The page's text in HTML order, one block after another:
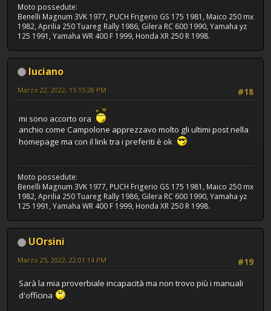
Moto possedute:
Benelli Magnum 3VK 1977, PUCH Frigerio GS 175 1981, Maico 250 mx
1982, Aprilia 250 Tuareg Rally 1986, Gilera RC 600 1990, Yamaha yz
125 1991, Yamaha WR 400 F 1999, Honda XR 250 R 1998.
luciano
#18
Marzo 22, 2022, 15:15:28 PM
mi sono accorto ora
anchio come Campolone apprezzavo molto gli ultimi post nella
homepage ma con il link tra i preferiti è ok
Moto possedute:
Benelli Magnum 3VK 1977, PUCH Frigerio GS 175 1981, Maico 250 mx
1982, Aprilia 250 Tuareg Rally 1986, Gilera RC 600 1990, Yamaha yz
125 1991, Yamaha WR 400 F 1999, Honda XR 250 R 1998.
UOrsini
#19
Marzo 25, 2022, 22:01:14 PM
Sarà la mia proverbiale incapacità ma non trovo più i manuali
d'officina